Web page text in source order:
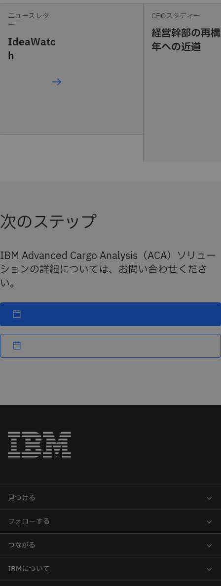
ニュースレタ
ー
IdeaWatc
h
CEOスタディー
経営幹部の再
年への近道
次のステップ
IBM Advanced Cargo Analysis（ACA）ソリュー
ションの詳細については、お問い合わせくださ
い。